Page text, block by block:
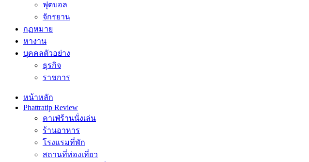
ฟุตบอล
จักรยาน
กฏหมาย
หางาน
บุคคลตัวอย่าง
ธุรกิจ
ราชการ
หน้าหลัก
Phattratip Review
คาเฟ่ร้านนั่งเล่น
ร้านอาหาร
โรงแรมที่พัก
สถานที่ท่องเที่ยว